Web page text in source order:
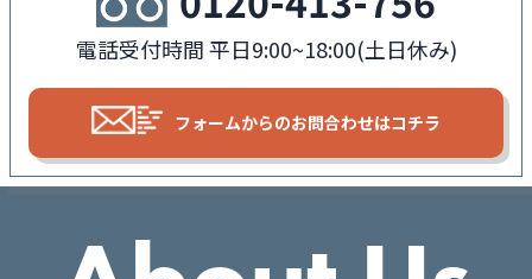
電話受付時間 平日9:00~18:00(土日休み)
フォームからのお問合わせはコチラ